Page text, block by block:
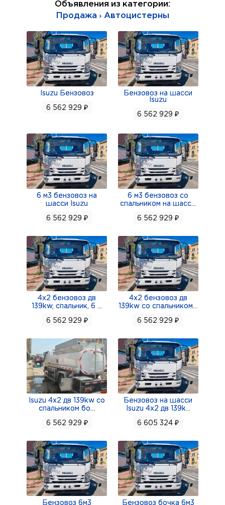
Объявления из категории:
Продажа › Автоцистерны
Isuzu Бензовоз
6 562 929 ₽
Бензовоз на шасси
Isuzu
6 562 929 ₽
6 м3 бензовоз на
шасси Isuzu
6 562 929 ₽
6 м3 бензовоз со
спальником на шасс
6 562 929 ₽
4х2 бензовоз дв
139kw, спальник, 6
6 562 929 ₽
4х2 бензовоз дв
139kw со спальником
6 562 929 ₽
Isuzu 4х2 дв 139kw со
спальником бо
6 562 929 ₽
Бензовоз на шасси
Isuzu 4х2 дв 139k
6 605 324 ₽
Бензовоз 6м3 Бензовоз бочка 6м3